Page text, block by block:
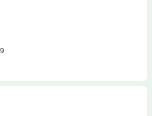
く変えてゆくのであった。本作は「夜叉
幻の夜叉鬼想伝アナザーストーリー！